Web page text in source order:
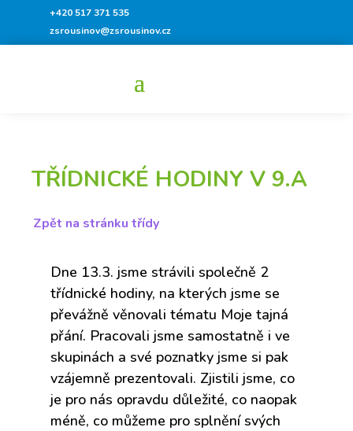
+420 517 371 535
zsrousinov@zsrousinov.cz
TŘÍDNICKÉ HODINY V 9.A
Zpět na stránku třídy
Dne 13.3. jsme strávili společně 2
třídnické hodiny, na kterých jsme se
převážně věnovali tématu Moje tajná
přání. Pracovali jsme samostatně i ve
skupinách a své poznatky jsme si pak
vzájemně prezentovali. Zjistili jsme, co
je pro nás opravdu důležité, co naopak
méně, co můžeme pro splnění svých